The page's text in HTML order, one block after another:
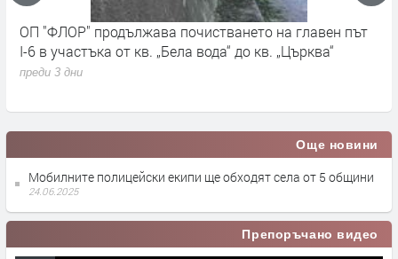
Община Радомир спечели финансиране за два нови
проекта за енергийна ефективност на обществени
сгради
Още новини
Мобилните полицейски екипи ще обходят села от 5 общини
24.06.2025
Препоръчано видео